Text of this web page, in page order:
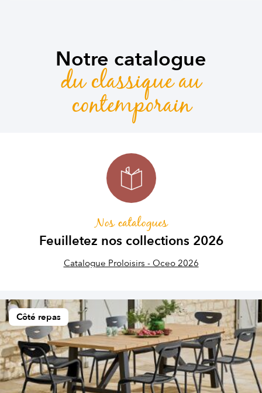
Notre catalogue
du classique au
contemporain
Nos catalogues
Feuilletez nos collections 2026
Catalogue Proloisirs - Oceo 2026
Côté repas